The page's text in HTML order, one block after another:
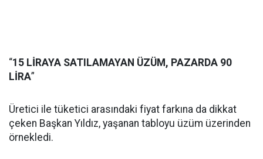
“15 LİRAYA SATILAMAYAN ÜZÜM, PAZARDA 90
LİRA”
Üretici ile tüketici arasındaki fiyat farkına da dikkat
çeken Başkan Yıldız, yaşanan tabloyu üzüm üzerinden
örnekledi.